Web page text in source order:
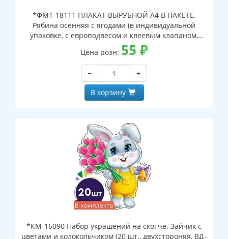
*ФМ1-18111 ПЛАКАТ ВЫРУБНОЙ А4 В ПАКЕТЕ.
Рябина осенняя с ягодами (в индивидуальной
упаковке, с европодвесом и клеевым клапаном,
двухсторонний, ВД-лак)
Цена розн: 55 ₽
−
+
В корзину
*КМ-16090 Набор украшений на скотче. Зайчик с
цветами и колокольчиком (20 шт., двухстороняя, ВД-